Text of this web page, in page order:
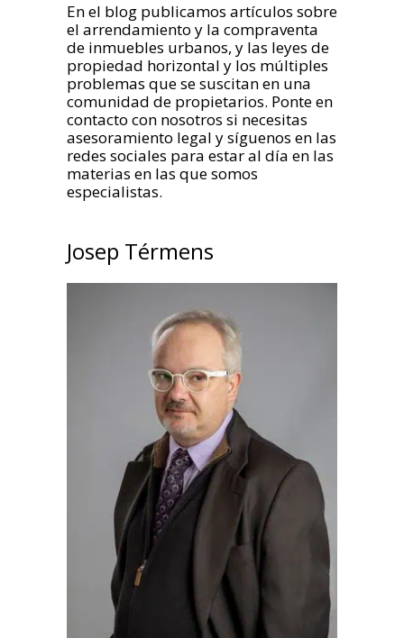
En el blog publicamos artículos sobre
el arrendamiento y la compraventa
de inmuebles urbanos, y las leyes de
propiedad horizontal y los múltiples
problemas que se suscitan en una
comunidad de propietarios. Ponte en
contacto con nosotros si necesitas
asesoramiento legal y síguenos en las
redes sociales para estar al día en las
materias en las que somos
especialistas.
Josep Térmens